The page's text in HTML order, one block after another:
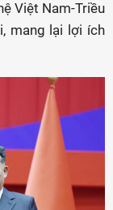
Việt Nam-Triều
mang lại lợi ích